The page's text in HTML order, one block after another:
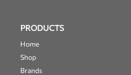
PRODUCTS
Home
Shop
Brands